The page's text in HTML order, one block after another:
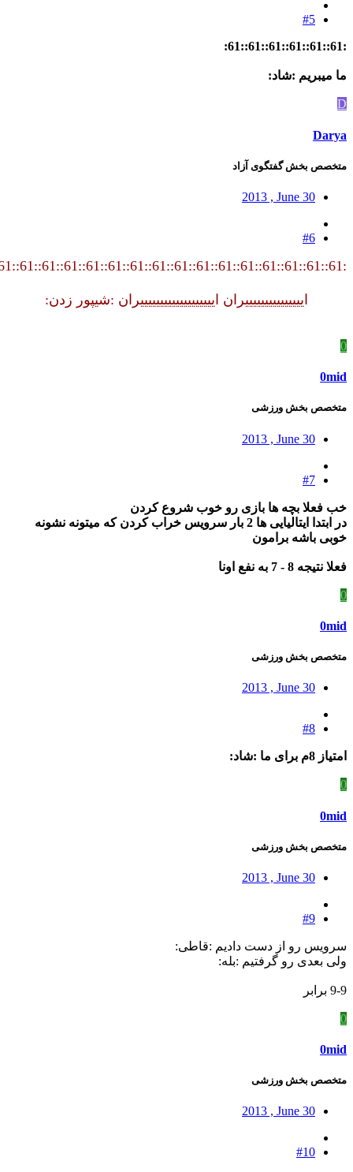
#5
ما میبریم :شاد:
D
Darya
متخصص بخش گفتگوی آزاد
2013 , June 30
#6
ایییییییییییییییران ایییییییییییییییییییران :شیپور زدن:
0mid
متخصص بخش ورزشی
2013 , June 30
#7
خب فعلا بچه ها بازی رو خوب شروع کردن
در ابتدا ایتالیایی ها 2 بار سرویس خراب کردن که میتونه نشونه
خوبی باشه برامون
فعلا نتیجه 8 - 7 به نفع اونا
0mid
متخصص بخش ورزشی
2013 , June 30
#8
امتیاز 8م برای ما :شاد:
0mid
متخصص بخش ورزشی
2013 , June 30
#9
سرویس رو از دست دادیم :قاطی:
ولی بعدی رو گرفتیم :بله:
9-9 برابر
0mid
متخصص بخش ورزشی
2013 , June 30
#10